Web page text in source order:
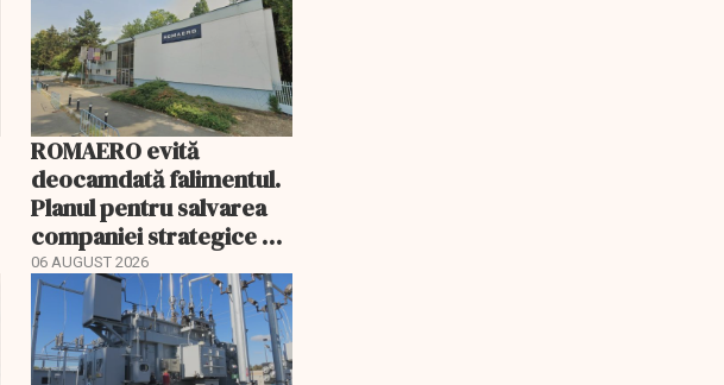
ROMAERO evită
deocamdată falimentul.
Planul pentru salvarea
companiei strategice a
fost confirmat
06 AUGUST 2026